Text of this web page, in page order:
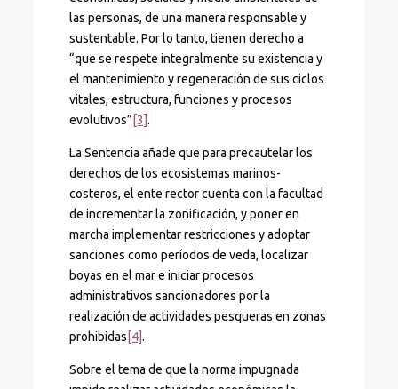
las personas, de una manera responsable y
sustentable. Por lo tanto, tienen derecho a
“que se respete integralmente su existencia y
el mantenimiento y regeneración de sus ciclos
vitales, estructura, funciones y procesos
evolutivos” [3].
La Sentencia añade que para precautelar los
derechos de los ecosistemas marinos-
costeros, el ente rector cuenta con la facultad
de incrementar la zonificación, y poner en
marcha implementar restricciones y adoptar
sanciones como períodos de veda, localizar
boyas en el mar e iniciar procesos
administrativos sancionadores por la
realización de actividades pesqueras en zonas
prohibidas [4].
Sobre el tema de que la norma impugnada